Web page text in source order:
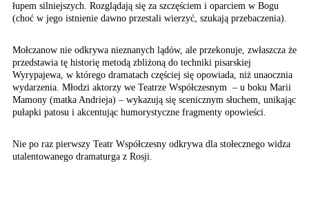
łupem silniejszych. Rozglądają się za szczęściem i oparciem w Bogu
(choć w jego istnienie dawno przestali wierzyć, szukają przebaczenia).
Mołczanow nie odkrywa nieznanych lądów, ale przekonuje, zwłaszcza że
przedstawia tę historię metodą zbliżoną do techniki pisarskiej
Wyrypajewa, w którego dramatach częściej się opowiada, niż unaocznia
wydarzenia. Młodzi aktorzy we Teatrze Współczesnym – u boku Marii
Mamony (matka Andrieja) – wykazują się scenicznym słuchem, unikając
pułapki patosu i akcentując humorystyczne fragmenty opowieści.
Nie po raz pierwszy Teatr Współczesny odkrywa dla stołecznego widza
utalentowanego dramaturga z Rosji.